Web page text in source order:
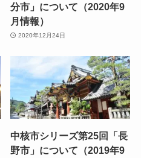
分市」について（2020年9
月情報）
2020年12月24日
中核市シリーズ第25回「長
野市」について（2019年9